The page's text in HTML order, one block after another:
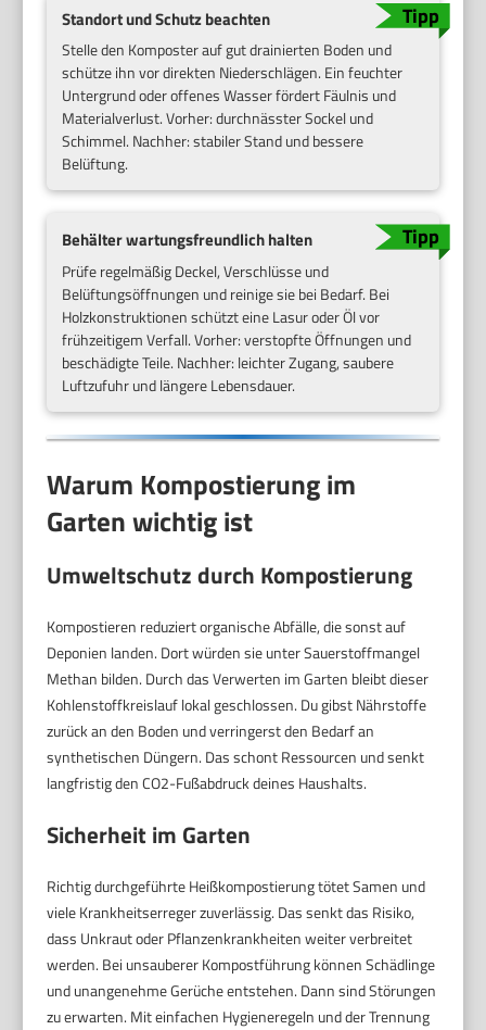
Standort und Schutz beachten
Stelle den Komposter auf gut drainierten Boden und
schütze ihn vor direkten Niederschlägen. Ein feuchter
Untergrund oder offenes Wasser fördert Fäulnis und
Materialverlust. Vorher: durchnässter Sockel und
Schimmel. Nachher: stabiler Stand und bessere
Belüftung.
Behälter wartungsfreundlich halten
Prüfe regelmäßig Deckel, Verschlüsse und
Belüftungsöffnungen und reinige sie bei Bedarf. Bei
Holzkonstruktionen schützt eine Lasur oder Öl vor
frühzeitigem Verfall. Vorher: verstopfte Öffnungen und
beschädigte Teile. Nachher: leichter Zugang, saubere
Luftzufuhr und längere Lebensdauer.
Warum Kompostierung im
Garten wichtig ist
Umweltschutz durch Kompostierung
Kompostieren reduziert organische Abfälle, die sonst auf
Deponien landen. Dort würden sie unter Sauerstoffmangel
Methan bilden. Durch das Verwerten im Garten bleibt dieser
Kohlenstoffkreislauf lokal geschlossen. Du gibst Nährstoffe
zurück an den Boden und verringerst den Bedarf an
synthetischen Düngern. Das schont Ressourcen und senkt
langfristig den CO2-Fußabdruck deines Haushalts.
Sicherheit im Garten
Richtig durchgeführte Heißkompostierung tötet Samen und
viele Krankheitserreger zuverlässig. Das senkt das Risiko,
dass Unkraut oder Pflanzenkrankheiten weiter verbreitet
werden. Bei unsauberer Kompostführung können Schädlinge
und unangenehme Gerüche entstehen. Dann sind Störungen
zu erwarten. Mit einfachen Hygieneregeln und der Trennung